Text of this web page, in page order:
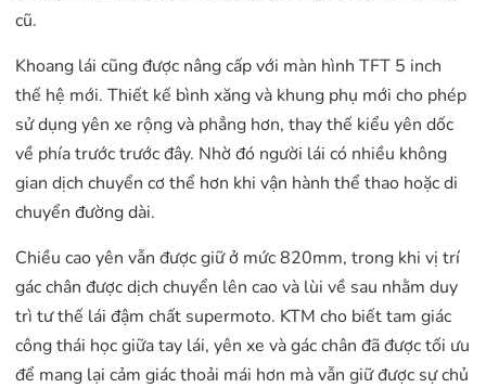
cũ.
Khoang lái cũng được nâng cấp với màn hình TFT 5 inch
thế hệ mới. Thiết kế bình xăng và khung phụ mới cho phép
sử dụng yên xe rộng và phẳng hơn, thay thế kiểu yên dốc
về phía trước trước đây. Nhờ đó người lái có nhiều không
gian dịch chuyển cơ thể hơn khi vận hành thể thao hoặc di
chuyển đường dài.
Chiều cao yên vẫn được giữ ở mức 820mm, trong khi vị trí
gác chân được dịch chuyển lên cao và lùi về sau nhằm duy
trì tư thế lái đậm chất supermoto. KTM cho biết tam giác
công thái học giữa tay lái, yên xe và gác chân đã được tối ưu
để mang lại cảm giác thoải mái hơn mà vẫn giữ được sự chủ